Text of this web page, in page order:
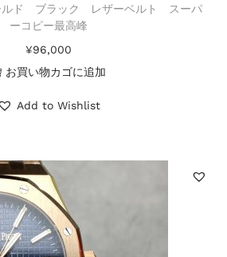
ルド ブラック レザーベルト スーパ
ーコピー最高峰
¥96,000
お買い物カゴに追加
Add to Wishlist